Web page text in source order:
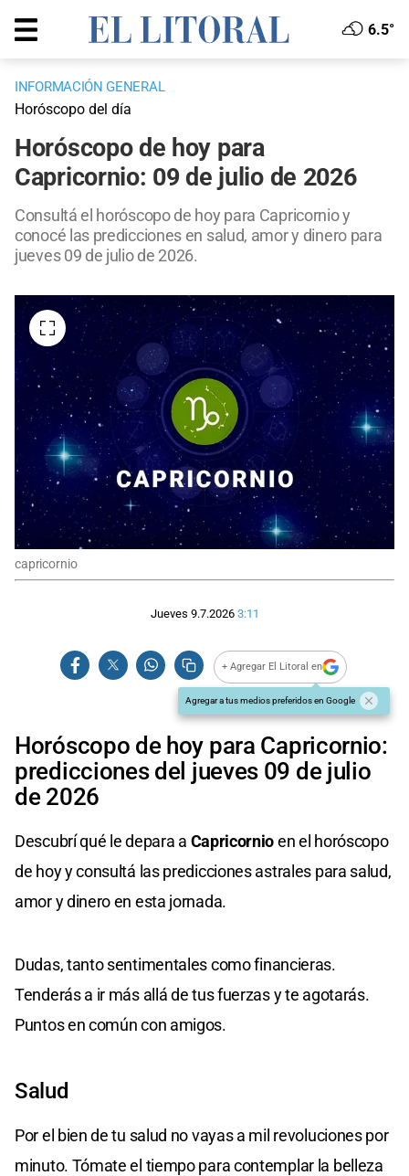
6.5°
INFORMACIÓN GENERAL
Horóscopo del día
Horóscopo de hoy para
Capricornio: 09 de julio de 2026
Consultá el horóscopo de hoy para Capricornio y
conocé las predicciones en salud, amor y dinero para
jueves 09 de julio de 2026.
capricornio
Jueves 9.7.2026 3:11
+ Agregar El Litoral en
Agregar a tus medios preferidos en Google
Horóscopo de hoy para Capricornio:
predicciones del jueves 09 de julio
de 2026
Descubrí qué le depara a Capricornioen el horóscopo
de hoy y consultá las predicciones astrales para salud,
amor y dinero en esta jornada.
Dudas, tanto sentimentales como financieras.
Tenderás a ir más allá de tus fuerzas y te agotarás.
Puntos en común con amigos.
Salud
Por el bien de tu salud no vayas a mil revoluciones por
minuto. Tómate el tiempo para contemplar la belleza